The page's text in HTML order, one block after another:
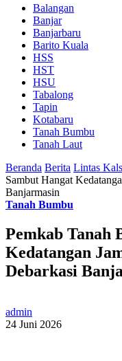
Balangan
Banjar
Banjarbaru
Barito Kuala
HSS
HST
HSU
Tabalong
Tapin
Kotabaru
Tanah Bumbu
Tanah Laut
Beranda Berita Lintas
Sambut Hangat
Banjarmasin
Tanah Bumbu
Pemkab Tanah
Kedatangan
Debarkasi
admin
24 Juni 2026